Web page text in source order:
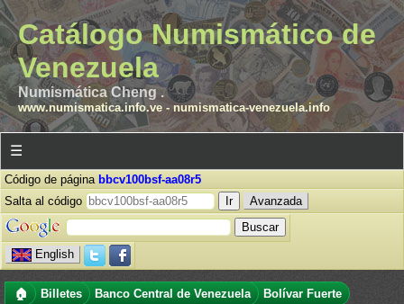
Catálogo Numismático de
Venezuela
Numismática Cheng .
www.numismatica.info.ve- numismatica-venezuela.info
☰
Código de página bbcv100bsf-aa08r5
Salta al código
Avanzada
English
🏠 Billetes Banco Central de Venezuela
Bolívar Fuerte